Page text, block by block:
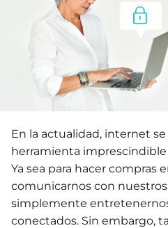
En la actualidad, internet
herramienta imprescindible
Ya sea para hacer compras
comunicarnos con
simplemente
conectados. Sin embargo,